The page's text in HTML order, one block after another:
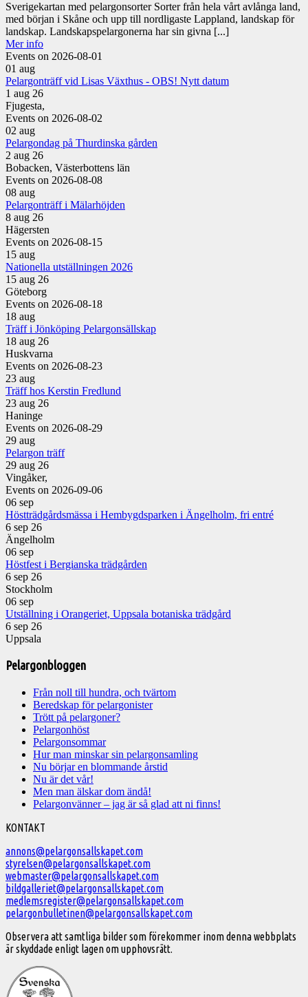
Sverigekartan med pelargonsorter Sorter från hela vårt avlånga land,
med början i Skåne och upp till nordligaste Lappland, landskap för
landskap. Landskapspelargonerna har sin givna [...]
Mer info
Events on 2026-08-01
01 aug
Pelargonträff vid Lisas Växthus - OBS! Nytt datum
1 aug 26
Fjugesta,
Events on 2026-08-02
02 aug
Pelargondag på Thurdinska gården
2 aug 26
Bobacken, Västerbottens län
Events on 2026-08-08
08 aug
Pelargonträff i Mälarhöjden
8 aug 26
Hägersten
Events on 2026-08-15
15 aug
Nationella utställningen 2026
15 aug 26
Göteborg
Events on 2026-08-18
18 aug
Träff i Jönköping Pelargonsällskap
18 aug 26
Huskvarna
Events on 2026-08-23
23 aug
Träff hos Kerstin Fredlund
23 aug 26
Haninge
Events on 2026-08-29
29 aug
Pelargon träff
29 aug 26
Vingåker,
Events on 2026-09-06
06 sep
Höstträdgårdsmässa i Hembygdsparken i Ängelholm, fri entré
6 sep 26
Ängelholm
06 sep
Höstfest i Bergianska trädgården
6 sep 26
Stockholm
06 sep
Utställning i Orangeriet, Uppsala botaniska trädgård
6 sep 26
Uppsala
Pelargonbloggen
Från noll till hundra, och tvärtom
Beredskap för pelargonister
Trött på pelargoner?
Pelargonhöst
Pelargonsommar
Hur man minskar sin pelargonsamling
Nu börjar en blommande årstid
Nu är det vår!
Men man älskar dom ändå!
Pelargonvänner – jag är så glad att ni finns!
Välkommen
till
Svenska
Pelargonsällskapet
KONTAKT
annons@pelargonsallskapet.com
styrelsen@pelargonsallskapet.com
webmaster@pelargonsallskapet.com
bildgalleriet@pelargonsallskapet.com
medlemsregister@pelargonsallskapet.com
pelargonbulletinen@pelargonsallskapet.com
Observera att samtliga bilder som förekommer inom denna webbplats
är skyddade enligt lagen om upphovsrätt.